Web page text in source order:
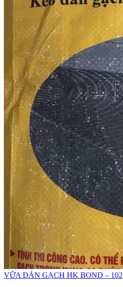
VỮA DÁN GẠCH HK BOND – 102